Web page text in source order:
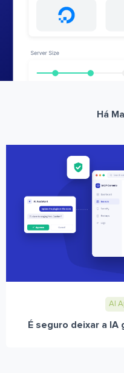
Há
AI
É seguro deixar a